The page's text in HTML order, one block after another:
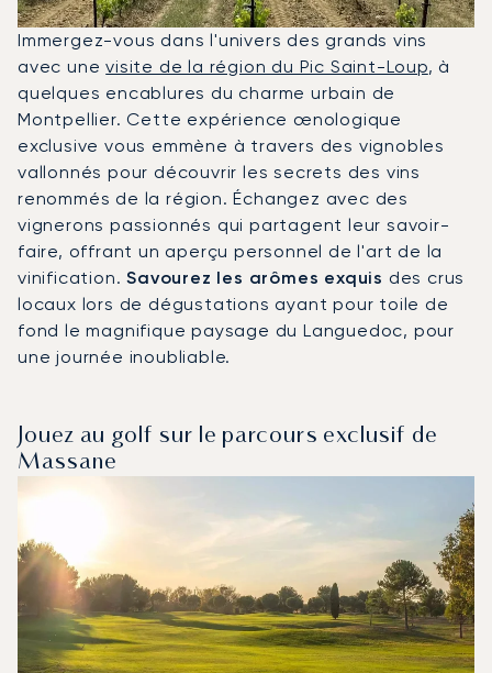
Immergez-vous dans l'univers des grands vins
avec unevisite de la région du Pic Saint-Loup, à
quelques encablures du charme urbain de
Montpellier. Cette expérience œnologique
exclusive vous emmène à travers des vignobles
vallonnés pour découvrir les secrets des vins
renommés de la région. Échangez avec des
vignerons passionnés qui partagent leur savoir-
faire, offrant un aperçu personnel de l'art de la
vinification.Savourez les arômes exquis des crus
locaux lors de dégustations ayant pour toile de
fond le magnifique paysage du Languedoc, pour
une journée inoubliable.
Jouez au golf sur le parcours exclusif de
Massane